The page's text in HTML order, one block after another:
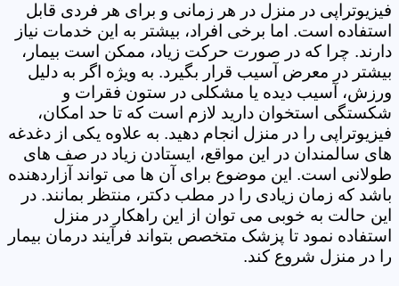
فیزیوتراپی در منزل در هر زمانی و برای هر فردی قابل
استفاده است. اما برخی افراد، بیشتر به این خدمات نیاز
دارند. چرا که در صورت حرکت زیاد، ممکن است بیمار،
بیشتر در معرض آسیب قرار بگیرد. به ویژه اگر به دلیل
ورزش، آسیب دیده یا مشکلی در ستون فقرات و
شکستگی استخوان دارید لازم است که تا حد امکان،
فیزیوتراپی را در منزل انجام دهید. به علاوه یکی از دغدغه
های سالمندان در این مواقع، ایستادن زیاد در صف های
طولانی است. این موضوع برای آن ها می تواند آزاردهنده
باشد که زمان زیادی را در مطب دکتر، منتظر بمانند. در
این حالت به خوبی می توان از این راهکار در منزل
استفاده نمود تا پزشک متخصص بتواند فرآیند درمان بیمار
را در منزل شروع کند.